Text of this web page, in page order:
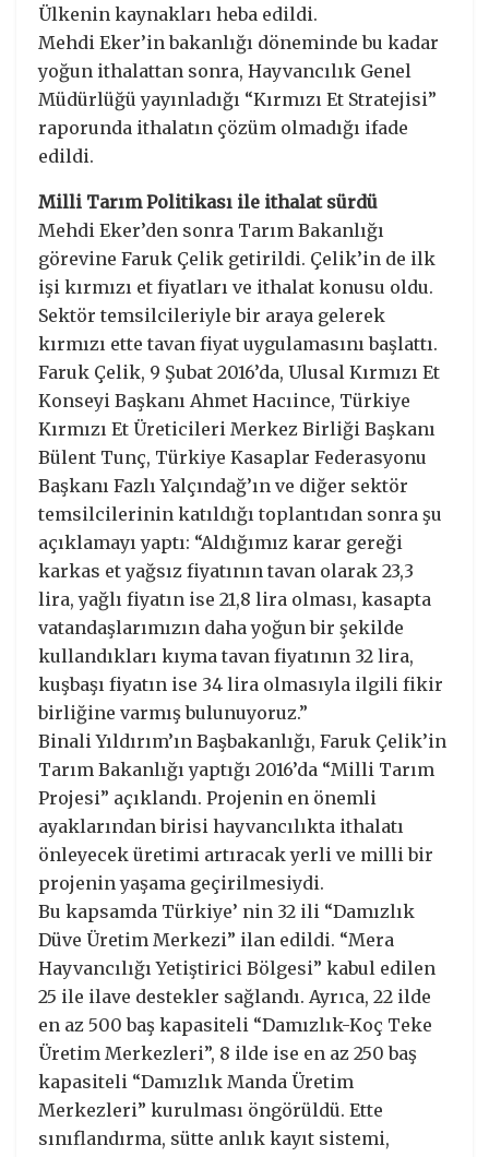
Ülkenin kaynakları heba edildi.
Mehdi Eker’in bakanlığı döneminde bu kadar
yoğun ithalattan sonra, Hayvancılık Genel
Müdürlüğü yayınladığı “Kırmızı Et Stratejisi”
raporunda ithalatın çözüm olmadığı ifade
edildi.
Milli Tarım Politikası ile ithalat sürdü
Mehdi Eker’den sonra Tarım Bakanlığı
görevine Faruk Çelik getirildi. Çelik’in de ilk
işi kırmızı et fiyatları ve ithalat konusu oldu.
Sektör temsilcileriyle bir araya gelerek
kırmızı ette tavan fiyat uygulamasını başlattı.
Faruk Çelik, 9 Şubat 2016’da, Ulusal Kırmızı Et
Konseyi Başkanı Ahmet Hacıince, Türkiye
Kırmızı Et Üreticileri Merkez Birliği Başkanı
Bülent Tunç, Türkiye Kasaplar Federasyonu
Başkanı Fazlı Yalçındağ’ın ve diğer sektör
temsilcilerinin katıldığı toplantıdan sonra şu
açıklamayı yaptı: “Aldığımız karar gereği
karkas et yağsız fiyatının tavan olarak 23,3
lira, yağlı fiyatın ise 21,8 lira olması, kasapta
vatandaşlarımızın daha yoğun bir şekilde
kullandıkları kıyma tavan fiyatının 32 lira,
kuşbaşı fiyatın ise 34 lira olmasıyla ilgili fikir
birliğine varmış bulunuyoruz.”
Binali Yıldırım’ın Başbakanlığı, Faruk Çelik’in
Tarım Bakanlığı yaptığı 2016’da “Milli Tarım
Projesi” açıklandı. Projenin en önemli
ayaklarından birisi hayvancılıkta ithalatı
önleyecek üretimi artıracak yerli ve milli bir
projenin yaşama geçirilmesiydi.
Bu kapsamda Türkiye’ nin 32 ili “Damızlık
Düve Üretim Merkezi” ilan edildi. “Mera
Hayvancılığı Yetiştirici Bölgesi” kabul edilen
25 ile ilave destekler sağlandı. Ayrıca, 22 ilde
en az 500 baş kapasiteli “Damızlık-Koç Teke
Üretim Merkezleri”, 8 ilde ise en az 250 baş
kapasiteli “Damızlık Manda Üretim
Merkezleri” kurulması öngörüldü. Ette
sınıflandırma, sütte anlık kayıt sistemi,